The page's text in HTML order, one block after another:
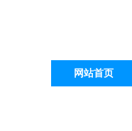
网站首页